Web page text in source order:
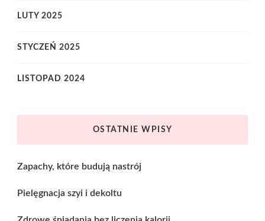
LUTY 2025
STYCZEŃ 2025
LISTOPAD 2024
OSTATNIE WPISY
Zapachy, które budują nastrój
Pielęgnacja szyi i dekoltu